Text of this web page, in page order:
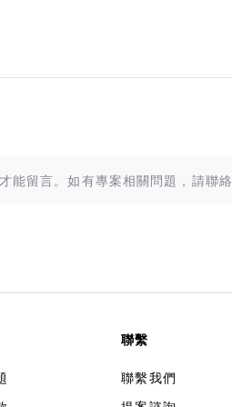
才能留言。如有專案相關問題，請聯絡
聯繫
聯繫我們